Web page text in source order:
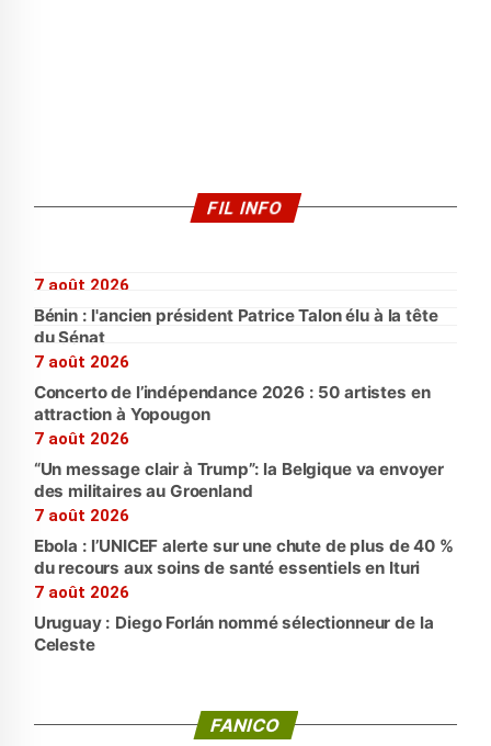
FIL INFO
7 août 2026
Bénin : l'ancien président Patrice Talon élu à la tête
du Sénat
7 août 2026
Concerto de l’indépendance 2026 : 50 artistes en
attraction à Yopougon
7 août 2026
“Un message clair à Trump”: la Belgique va envoyer
des militaires au Groenland
7 août 2026
Ebola : l’UNICEF alerte sur une chute de plus de 40 %
du recours aux soins de santé essentiels en Ituri
7 août 2026
Uruguay : Diego Forlán nommé sélectionneur de la
Celeste
FANICO